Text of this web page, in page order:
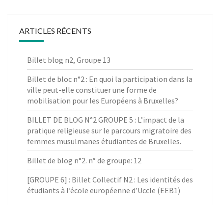
ARTICLES RÉCENTS
Billet blog n2, Groupe 13
Billet de bloc n°2 : En quoi la participation dans la
ville peut-elle constituer une forme de
mobilisation pour les Européens à Bruxelles?
BILLET DE BLOG N°2 GROUPE 5 : L’impact de la
pratique religieuse sur le parcours migratoire des
femmes musulmanes étudiantes de Bruxelles.
Billet de blog n°2. n° de groupe: 12
[GROUPE 6] : Billet Collectif N2 : Les identités des
étudiants à l’école européenne d’Uccle (EEB1)